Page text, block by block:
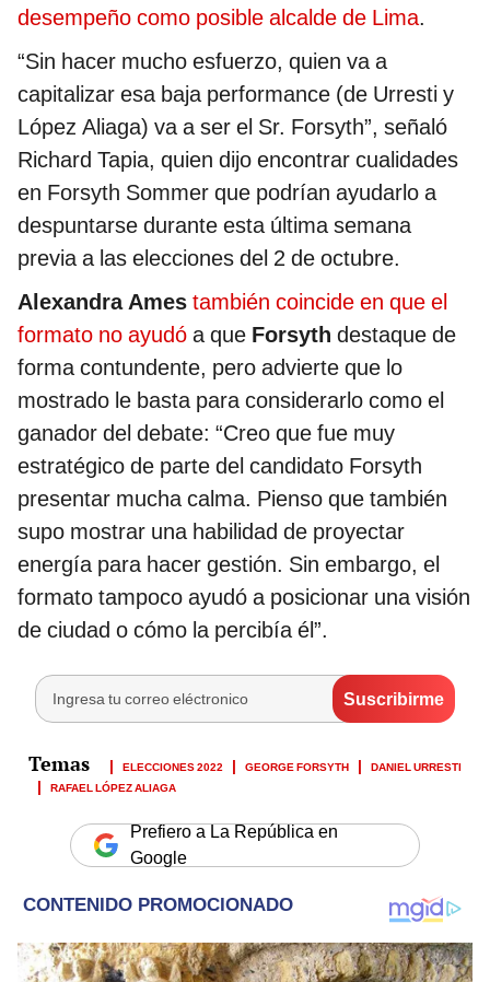
desempeño como posible alcalde de Lima.
“Sin hacer mucho esfuerzo, quien va a
capitalizar esa baja performance (de Urresti y
López Aliaga) va a ser el Sr. Forsyth”, señaló
Richard Tapia, quien dijo encontrar cualidades
en Forsyth Sommer que podrían ayudarlo a
despuntarse durante esta última semana
previa a las elecciones del 2 de octubre.
Alexandra Ames también coincide en que el
formato no ayudó a que Forsyth destaque de
forma contundente, pero advierte que lo
mostrado le basta para considerarlo como el
ganador del debate: “Creo que fue muy
estratégico de parte del candidato Forsyth
presentar mucha calma. Pienso que también
supo mostrar una habilidad de proyectar
energía para hacer gestión. Sin embargo, el
formato tampoco ayudó a posicionar una visión
de ciudad o cómo la percibía él”.
ELECCIONES 2022 GEORGE FORSYTH
DANIEL URRESTI
RAFAEL LÓPEZ ALIAGA
Prefiero a La República en
Google